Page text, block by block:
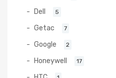
Dell 5
Getac 7
Google 2
Honeywell 17